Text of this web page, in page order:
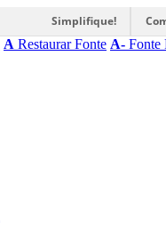
Simplifique!
A Restaurar Fonte A- Fonte